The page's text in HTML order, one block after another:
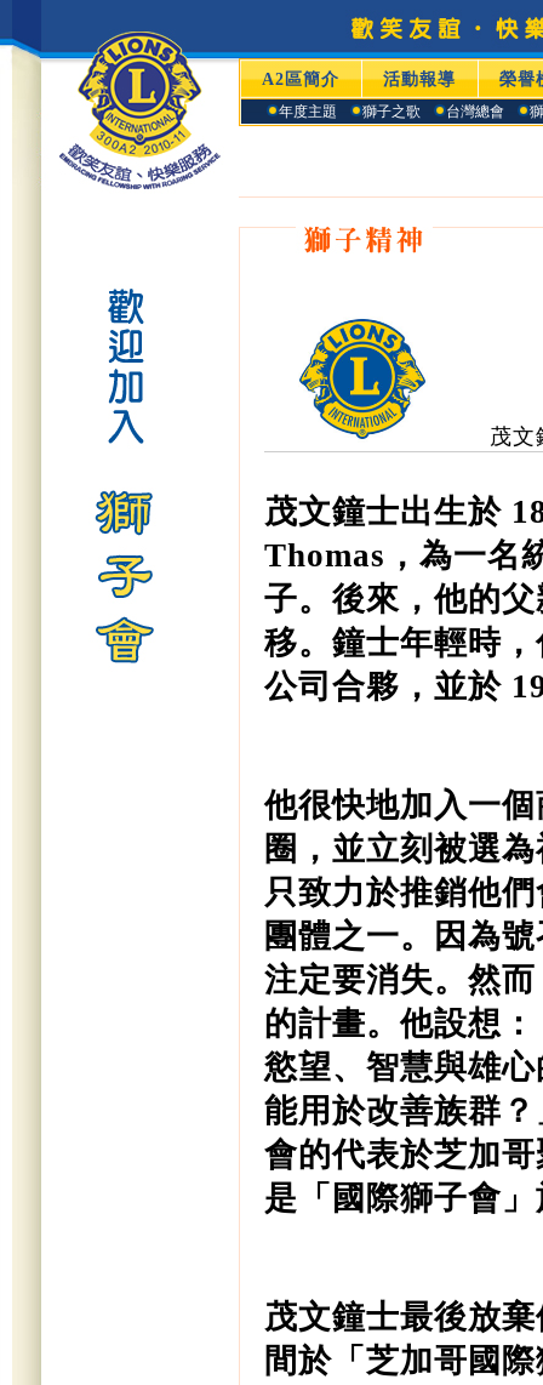
A2區簡介 活動報導 榮譽
年度主題 獅子之歌 台灣總會
茂文鐘
茂文鐘士出生於
Thomas，為一名
子。後來，他的
移。鐘士年輕時
公司合夥，並於
他很快地加入一
圈，並立刻被選
只致力於推銷他
團體之一。因為
注定要消失。然
的計畫。他設想
慾望、智慧與雄
能用於改善族群
會的代表於芝加
是「國際獅子會
茂文鐘士最後放
間於「芝加哥國